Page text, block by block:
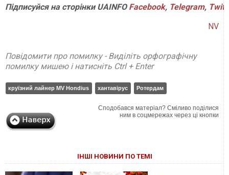
ПідписуйсянасторінкиUAINFO Facebook, Telegram,
NV
Повідомити про помилку - Виділіть орфографічну
помилку мишею і натисніть Ctrl + Enter
круїзний лайнер MV Hondius хантавірус Ротердам
Сподобався матеріал? Сміливо поділися
ним в соцмережах через ці кнопки
ІНШІ НОВИНИ ПО ТЕМІ